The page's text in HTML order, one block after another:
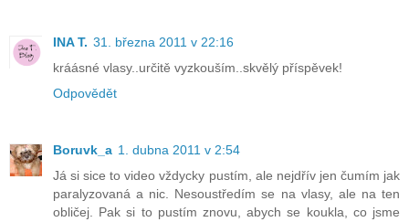
INA T. 31. března 2011 v 22:16
kráásné vlasy..určitě vyzkouším..skvělý příspěvek!
Odpovědět
Boruvk_a 1. dubna 2011 v 2:54
Já si sice to video vždycky pustím, ale nejdřív jen čumím jak
paralyzovaná a nic. Nesoustředím se na vlasy, ale na ten
obličej. Pak si to pustím znovu, abych se koukla, co jsme